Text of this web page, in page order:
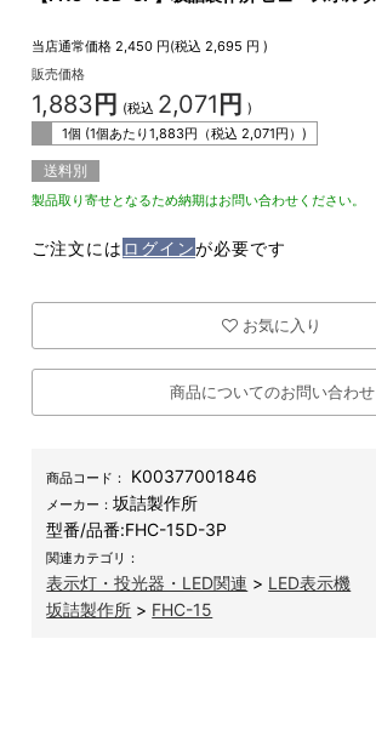
当店通常価格 2,450 円(税込 2,695 円 )
販売価格
1,883 円 (税込 2,071 円 )
1個 (1個あたり1,883円（税込 2,071円）)
送料別
製品取り寄せとなるため納期はお問い合わせください。
ご注文には ログインが必要です
お気に入り
商品についてのお問い合わせ
商品コード： K00377001846
メーカー：坂詰製作所
型番/品番:FHC-15D-3P
関連カテゴリ：
表示灯・投光器・LED関連 > LED表示機
坂詰製作所 > FHC-15